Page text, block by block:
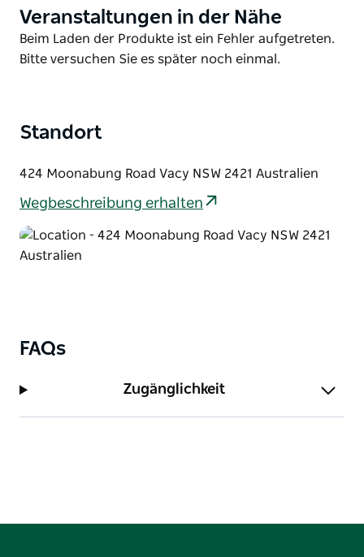
Wir gestalten Ihren Aufenthalt individuell mit
besonderen Extras, die bei Ihrer Ankunft in der Hütte
für Ihren Partner bereitstehen und Sie an diesem
unvergesslichen Tag beeindrucken werden.
Product
List
Veranstaltungen in der Nähe
Product
List
Beim Laden der Produkte ist ein Fehler aufgetreten.
Bitte versuchen Sie es später noch einmal.
Standort
424 Moonabung Road Vacy NSW 2421 Australien
Wegbeschreibung erhalten
FAQs
Zugänglichkeit